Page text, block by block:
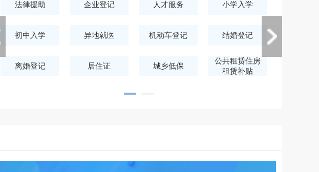
环保绿化
法律援助 企业登记 人才服务 小学入学
初中入学 异地就医 机动车登记 结婚登记
离婚登记 居住证 城乡低保
公共租赁住房
租赁补贴